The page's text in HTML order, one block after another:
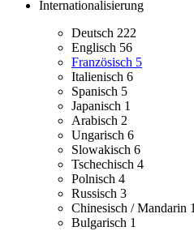
Internationalisierung
Deutsch 222
Englisch 56
Französisch 5
Italienisch 6
Spanisch 5
Japanisch 1
Arabisch 2
Ungarisch 6
Slowakisch 6
Tschechisch 4
Polnisch 4
Russisch 3
Chinesisch / Mandarin 1
Bulgarisch 1